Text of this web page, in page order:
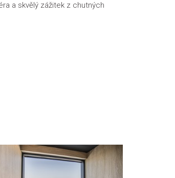
a skvělý zážitek z chutných